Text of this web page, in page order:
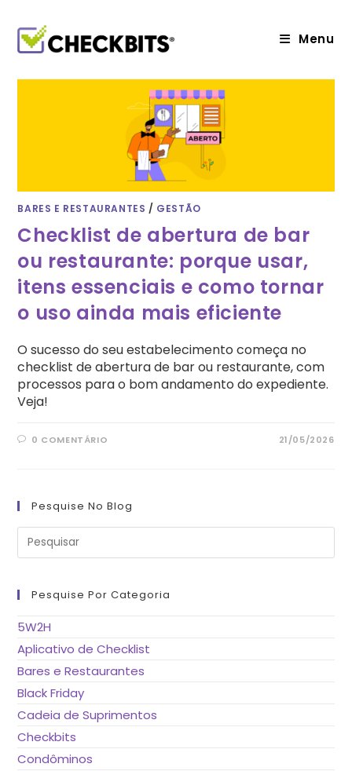
conteúdo
Menu
BARES E RESTAURANTES / GESTÃO
Checklist de abertura de bar
ou restaurante: porque usar,
itens essenciais e como tornar
o uso ainda mais eficiente
O sucesso do seu estabelecimento começa no
checklist de abertura de bar ou restaurante, com
processos para o bom andamento do expediente.
Veja!
0 COMENTÁRIO 21/05/2026
Pesquise No Blog
Pesquise Por Categoria
5W2H
Aplicativo de Checklist
Bares e Restaurantes
Black Friday
Cadeia de Suprimentos
Checkbits
Condôminos